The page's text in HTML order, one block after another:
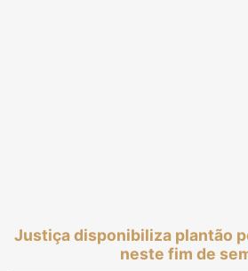
Justiça disponibiliza plantão
neste fim de